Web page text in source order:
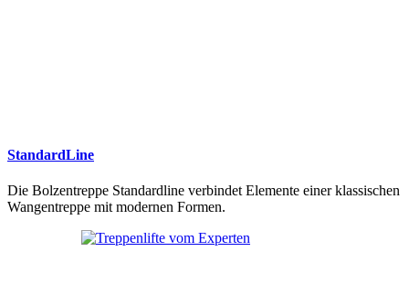
StandardLine
Die Bolzentreppe Standardline verbindet Elemente einer klassischen
Wangentreppe mit modernen Formen.